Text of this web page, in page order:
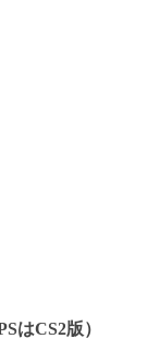
はCS2版）